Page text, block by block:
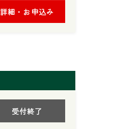
詳細・お申込み
受付終了